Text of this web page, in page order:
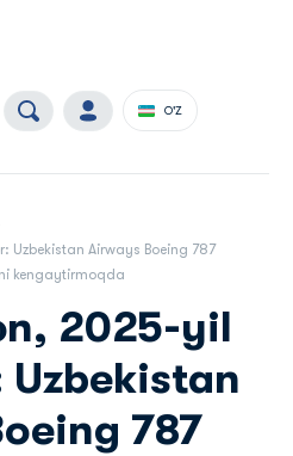
O'Z
Airways Boeing 787
kengaytirmoqda
2025-yil
787